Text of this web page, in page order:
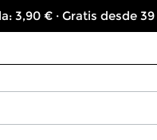
3,90 € · Gratis desde